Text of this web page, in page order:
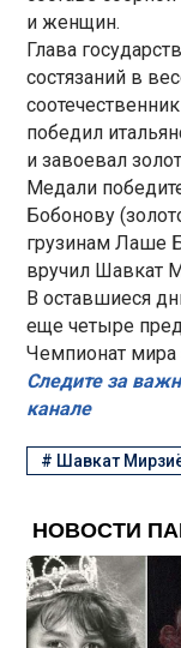
и женщин.
Глава
состязаний в
победил
и завоевал
Медали
Бобонову
грузинам Лаше
вручил Шавкат
В оставшиеся
еще четыре
Чемпионат мира
Следите за
канале
# Шавкат